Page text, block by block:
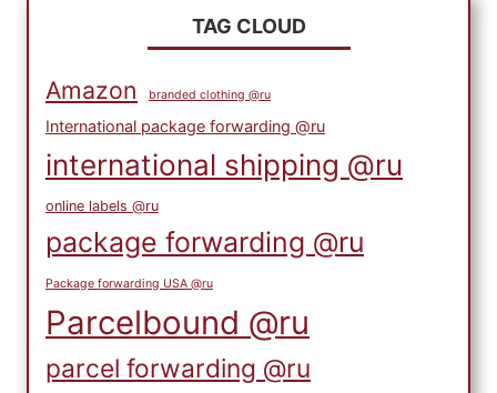
TAG CLOUD
Amazon branded clothing @ru
International package forwarding @ru
international shipping @ru
online labels @ru
package forwarding @ru
Package forwarding USA @ru
Parcelbound @ru
parcel forwarding @ru